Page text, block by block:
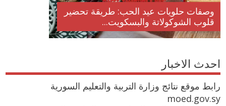
وصفات حلويات عيد الحب: طريقة تحضير
قلوب الشوكولاتة والبسكويت...
احدث الاخبار
رابط موقع نتائج وزارة التربية والتعليم السورية
moed.gov.sy